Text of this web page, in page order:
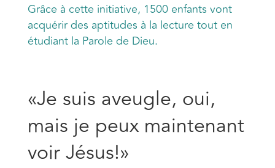
Grâce à cette initiative, 1500 enfants vont
acquérir des aptitudes à la lecture tout en
étudiant la Parole de Dieu.
«Je suis aveugle, oui,
mais je peux maintenant
voir Jésus!»